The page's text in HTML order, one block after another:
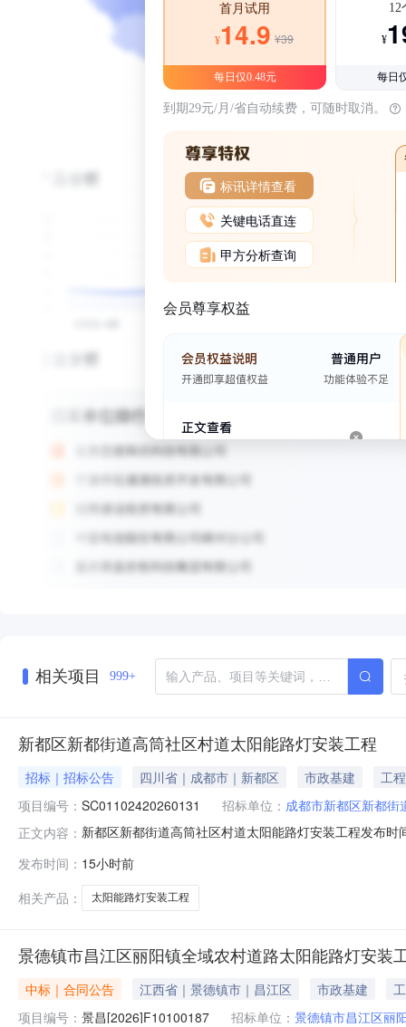
首月试用
¥14.9 ¥39
每日仅0.48元
12
¥
每日
到期29元/月/省自动续费，可随时取消。
标讯详情查看
关键电话直连
甲方分析查询
会员尊享权益
相关项目 999+
新都区新都街道高筒社区村道太阳能路灯安装工程
招标｜招标公告 四川省｜成都市｜新都区 市政基建
工程
项目编号： SC01102420260131 招标单位： 成都市新都区新都街
正文内容： 新都区新都街道高筒社区村道太阳能路灯安装工程发布
SC01102420260131；采购编号：KDCX-CG2026-
发布时间： 15小时前
相关产品：
太阳能路灯安装工程
景德镇市昌江区丽阳镇全域农村道路太阳能路灯安装
中标｜合同公告 江西省｜景德镇市｜昌江区 市政基建
项目编号： 景昌[2026]F10100187 招标单位： 景德镇市昌江区丽